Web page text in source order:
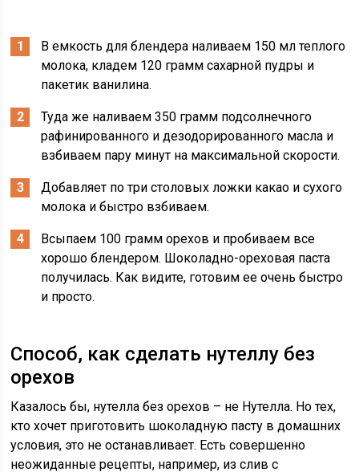
В емкость для блендера наливаем 150 мл теплого
молока, кладем 120 грамм сахарной пудры и
пакетик ванилина.
Туда же наливаем 350 грамм подсолнечного
рафинированного и дезодорированного масла и
взбиваем пару минут на максимальной скорости.
Добавляет по три столовых ложки какао и сухого
молока и быстро взбиваем.
Всыпаем 100 грамм орехов и пробиваем все
хорошо блендером. Шоколадно-ореховая паста
получилась. Как видите, готовим ее очень быстро
и просто.
Способ, как сделать нутеллу без
орехов
Казалось бы, нутелла без орехов – не Нутелла. Но тех,
кто хочет приготовить шоколадную пасту в домашних
условия, это не останавливает. Есть совершенно
неожиданные рецепты, например, из слив с